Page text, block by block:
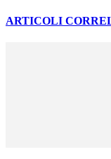
ARTICOLI